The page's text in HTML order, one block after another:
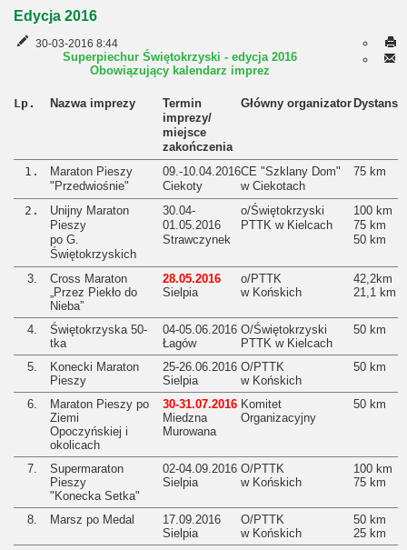
Edycja 2016
30-03-2016 8:44
Superpiechur Świętokrzyski - edycja 2016
Obowiązujący kalendarz imprez
Lp. Nazwa imprezy
Termin
imprezy/
miejsce
zakończenia
Główny organizator Dystans
1.
Maraton Pieszy
"Przedwiośnie"
09.-10.04.2016
Ciekoty
CE "Szklany Dom"
w Ciekotach
75 km
2.
Unijny Maraton
Pieszy
po G.
Świętokrzyskich
30.04-
01.05.2016
Strawczynek
o/Świętokrzyski
PTTK w Kielcach
100 km
75 km
50 km
3.
Cross Maraton
„Przez Piekło do
Nieba”
28.05.2016
Sielpia
o/PTTK
w Końskich
42,2km
21,1 km
4.
Świętokrzyska 50-
tka
04-05.06.2016
Łagów
O/Świętokrzyski
PTTK w Kielcach
50 km
5.
Konecki Maraton
Pieszy
25-26.06.2016
Sielpia
O/PTTK
w Końskich
50 km
6.
Maraton Pieszy po
Ziemi
Opoczyńskiej i
okolicach
30-31.07.2016
Miedzna
Murowana
Komitet
Organizacyjny
50 km
7.
Supermaraton
Pieszy
"Konecka Setka"
02-04.09.2016
Sielpia
O/PTTK
w Końskich
100 km
75 km
8. Marsz po Medal
17.09.2016
Sielpia
O/PTTK
w Końskich
50 km
25 km